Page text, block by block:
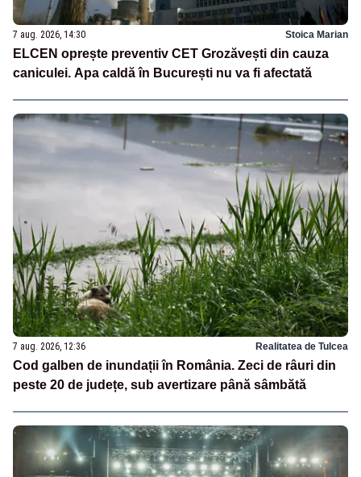
7 aug. 2026, 14:30 Stoica Marian
ELCEN oprește preventiv CET Grozăvești din cauza
caniculei. Apa caldă în București nu va fi afectată
7 aug. 2026, 12:36 Realitatea de Tulcea
Cod galben de inundații în România. Zeci de râuri din
peste 20 de județe, sub avertizare până sâmbătă